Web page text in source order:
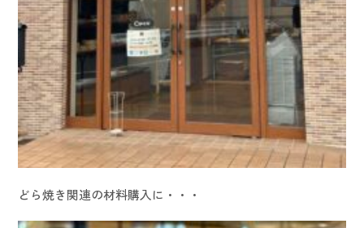
どら焼き関連の材料購入に・・・